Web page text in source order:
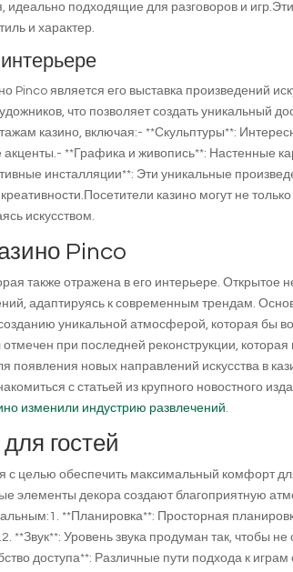
подходящие для разговоров и
и характер.
Pinco является его выставка произведений
что позволяет создать уникальный
казино, включая:- **Скульптуры**:
**Графика и живопись**: Настенные
инсталляции**: Эти уникальные
казино могут не
искусством.
Pinco
также отражена в его интерьере. Открытое
адаптируясь к современным трендам.
уникальной атмосферой, которая бы
при последней реконструкции,
появления новых направлений искусства в
с статьей из крупного новостного
изменили индустрию развлечений.
гостей
с целью обеспечить максимальный комфорт
элементы декора создают благоприятную
**Планировка**: Просторная
**Звук**: Уровень звука продуман так, чтобы не
доступа**: Различные пути подхода к